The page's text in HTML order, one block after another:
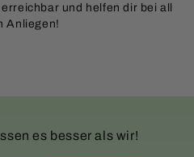
und helfen dir bei all
Anliegen!
es besser als wir!